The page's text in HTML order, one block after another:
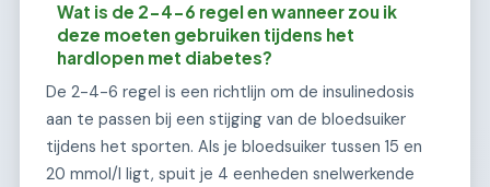
Wat is de 2-4-6 regel en wanneer zou ik
deze moeten gebruiken tijdens het
hardlopen met diabetes?
De 2-4-6 regel is een richtlijn om de insulinedosis
aan te passen bij een stijging van de bloedsuiker
tijdens het sporten. Als je bloedsuiker tussen 15 en
20 mmol/l ligt, spuit je 4 eenheden snelwerkende